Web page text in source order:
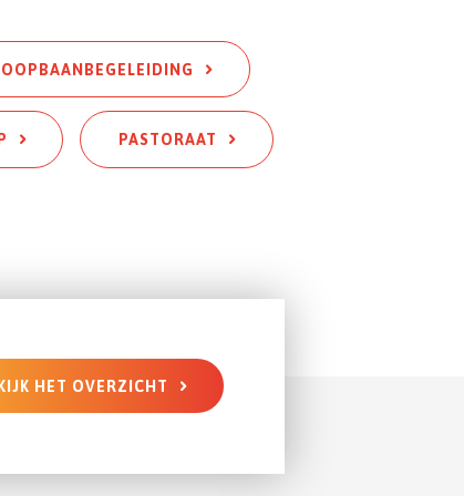
OOPBAANBEGELEIDING
PASTORAAT
HET OVERZICHT